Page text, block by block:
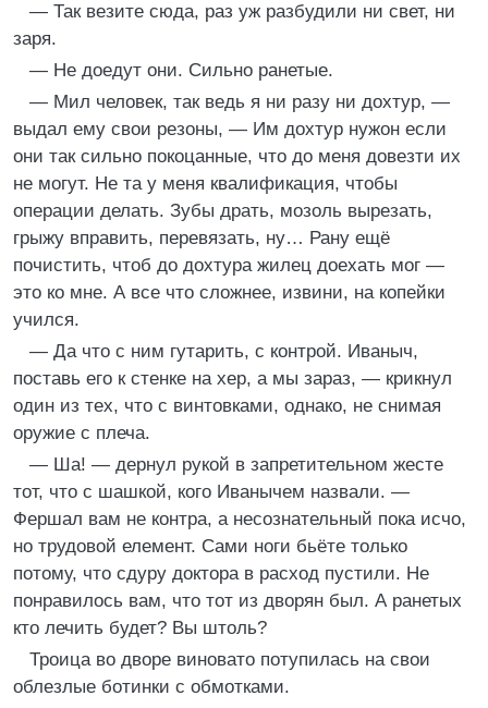
— Так везите сюда, раз уж разбудили ни свет, ни
заря.
— Не доедут они. Сильно ранетые.
— Мил человек, так ведь я ни разу ни дохтур, —
выдал ему свои резоны, — Им дохтур нужон если
они так сильно покоцанные, что до меня довезти их
не могут. Не та у меня квалификация, чтобы
операции делать. Зубы драть, мозоль вырезать,
грыжу вправить, перевязать, ну… Рану ещё
почистить, чтоб до дохтура жилец доехать мог —
это ко мне. А все что сложнее, извини, на копейки
учился.
— Да что с ним гутарить, с контрой. Иваныч,
поставь его к стенке на хер, а мы зараз, — крикнул
один из тех, что с винтовками, однако, не снимая
оружие с плеча.
— Ша! — дернул рукой в запретительном жесте
тот, что с шашкой, кого Иванычем назвали. —
Фершал вам не контра, а несознательный пока исчо,
но трудовой елемент. Сами ноги бьёте только
потому, что сдуру доктора в расход пустили. Не
понравилось вам, что тот из дворян был. А ранетых
кто лечить будет? Вы штоль?
Троица во дворе виновато потупилась на свои
облезлые ботинки с обмотками.